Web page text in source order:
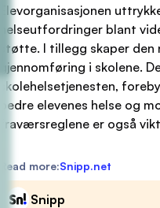
Elevorganisasjonen
helseutfordringer blant
støtte. I tillegg skaper
gjennomføring i skolene.
skolehelsetjenesten,
bedre elevenes helse og
fraværsreglene er også
Read more:Snipp.net
Snipp